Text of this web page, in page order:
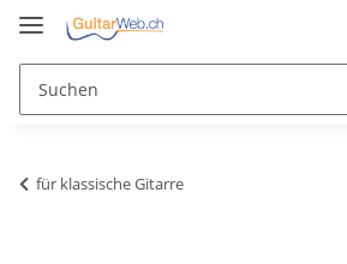
für klassische Gitarre